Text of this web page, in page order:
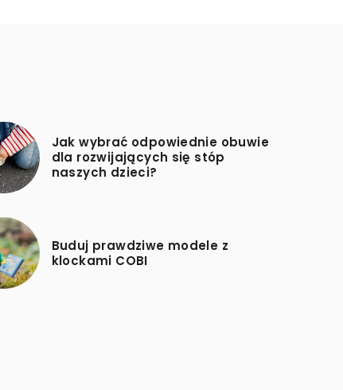
Jak wybrać odpowiednie obuwie
dla rozwijających się stóp
naszych dzieci?
Buduj prawdziwe modele z
klockami COBI